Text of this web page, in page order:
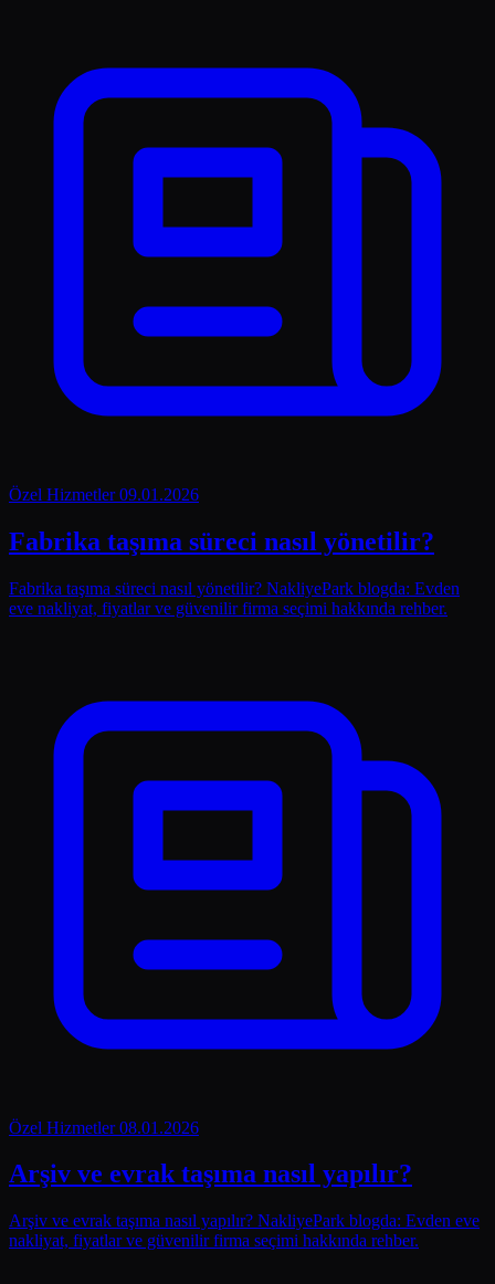
Özel Hizmetler 09.01.2026
Fabrika taşıma süreci nasıl yönetilir?
Fabrika taşıma süreci nasıl yönetilir? NakliyePark blogda: Evden
eve nakliyat, fiyatlar ve güvenilir firma seçimi hakkında rehber.
Özel Hizmetler 08.01.2026
Arşiv ve evrak taşıma nasıl yapılır?
Arşiv ve evrak taşıma nasıl yapılır? NakliyePark blogda: Evden eve
nakliyat, fiyatlar ve güvenilir firma seçimi hakkında rehber.